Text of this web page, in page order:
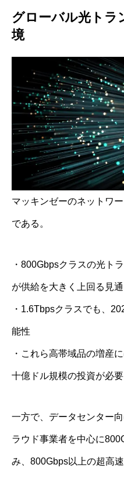
グローバル光トラ
境
マッキンゼーのネットワ
である。
・800Gbpsクラスの光ト
が供給を大きく上回る見
・1.6Tbpsクラスでも、
能性
・これら高帯域品の増産
十億ドル規模の投資が必要
一方で、データセンター
ラウド事業者を中心に
み、800Gbps以上の超高